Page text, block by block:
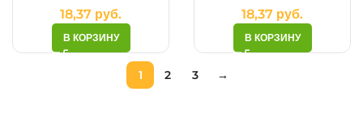
18,37 руб.
В КОРЗИНУ
18,37 руб.
В КОРЗИНУ
1 2 3 →